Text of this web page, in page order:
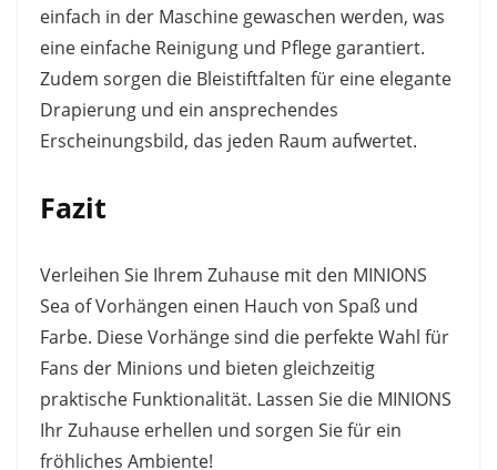
einfach in der Maschine gewaschen werden, was
eine einfache Reinigung und Pflege garantiert.
Zudem sorgen die Bleistiftfalten für eine elegante
Drapierung und ein ansprechendes
Erscheinungsbild, das jeden Raum aufwertet.
Fazit
Verleihen Sie Ihrem Zuhause mit den MINIONS
Sea of Vorhängen einen Hauch von Spaß und
Farbe. Diese Vorhänge sind die perfekte Wahl für
Fans der Minions und bieten gleichzeitig
praktische Funktionalität. Lassen Sie die MINIONS
Ihr Zuhause erhellen und sorgen Sie für ein
fröhliches Ambiente!